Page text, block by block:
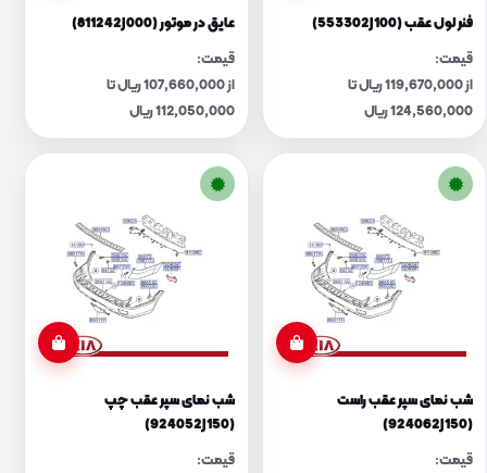
فنر لول عقب (553302J100)
قیمت:
از 119,670,000 ریال تا
124,560,000 ریال
عایق در موتور (811242J000)
قیمت:
از 107,660,000 ریال تا
112,050,000 ریال
شب نمای سپر عقب راست
(924062J150)
قیمت:
شب نمای سپر عقب چپ
(924052J150)
قیمت: